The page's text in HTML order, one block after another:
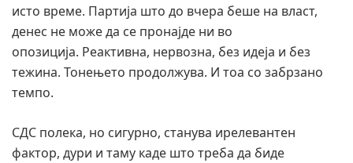
исто време. Партија што до вчера беше на власт,
денес не може да се пронајде ни во
опозиција. Реактивна, нервозна, без идеја и без
тежина. Тонењето продолжува. И тоа со забрзано
темпо.
СДС полека, но сигурно, станува ирелевантен
фактор, дури и таму каде што треба да биде